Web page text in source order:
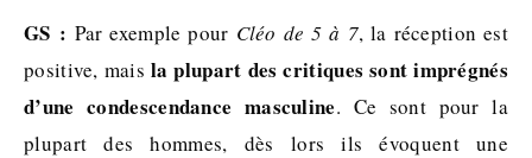
GS : Par exemple pour Cléo de 5 à 7, la réception est
positive, mais la plupart des critiques sont imprégnés
d’une condescendance masculine. Ce sont pour la
plupart des hommes, dès lors ils évoquent une